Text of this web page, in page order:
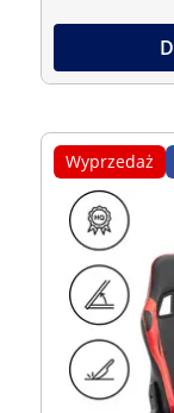
Wyprzedaż